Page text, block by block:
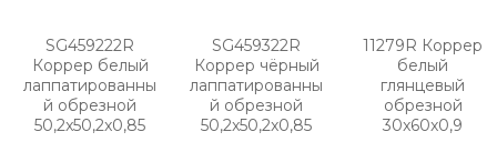
SG459222R
Коррер белый
лаппатированны
й обрезной
50,2x50,2x0,85
SG459322R
Коррер чёрный
лаппатированны
й обрезной
50,2x50,2x0,85
11279R Коррер
белый
глянцевый
обрезной
30x60x0,9